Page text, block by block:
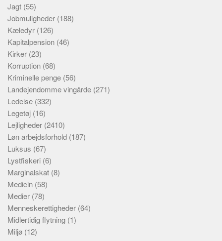
Jagt (55)
Jobmuligheder (188)
Kæledyr (126)
Kapitalpension (46)
Kirker (23)
Korruption (68)
Kriminelle penge (56)
Landejendomme vingårde (271)
Ledelse (332)
Legetøj (16)
Lejligheder (2410)
Løn arbejdsforhold (187)
Luksus (67)
Lystfiskeri (6)
Marginalskat (8)
Medicin (58)
Medier (78)
Menneskerettigheder (64)
Midlertidig flytning (1)
Miljø (12)